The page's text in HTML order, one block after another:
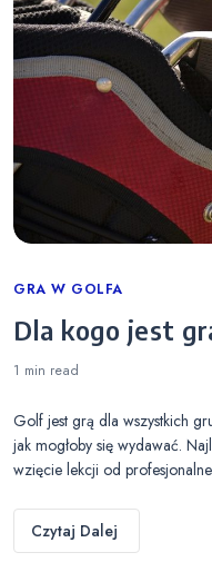
Categories
GRA W GOLFA
Dla kogo jest
1 min read
Golf jest grą dla wszystkich
jak mogłoby się wydawać.
wzięcie lekcji od
Czytaj Dalej